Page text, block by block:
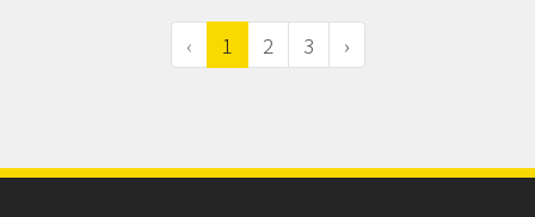
的行為在法律上稱為「給付遲延」，此時買家不一
定可以「立刻」取消交易（解約），要看具體個案
‹ 1 2 3 ›